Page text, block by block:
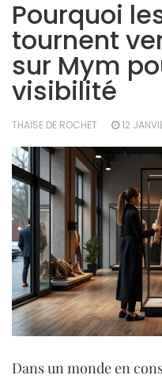
Pourquoi
tournent
sur Mym
visibilité
THAÏSE DE ROCHET 12
Dans un monde en